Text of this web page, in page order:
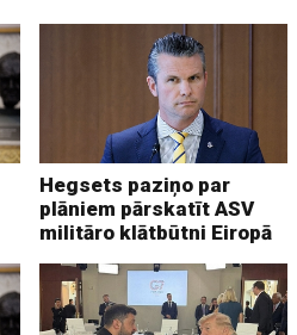
Hegsets paziņo par
plāniem pārskatīt ASV
militāro klātbūtni Eiropā